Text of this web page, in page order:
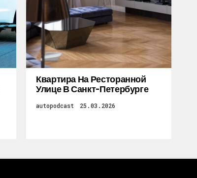
Квартира На Ресторанной
Улице В Санкт-Петербурге
autopodcast 25.03.2026